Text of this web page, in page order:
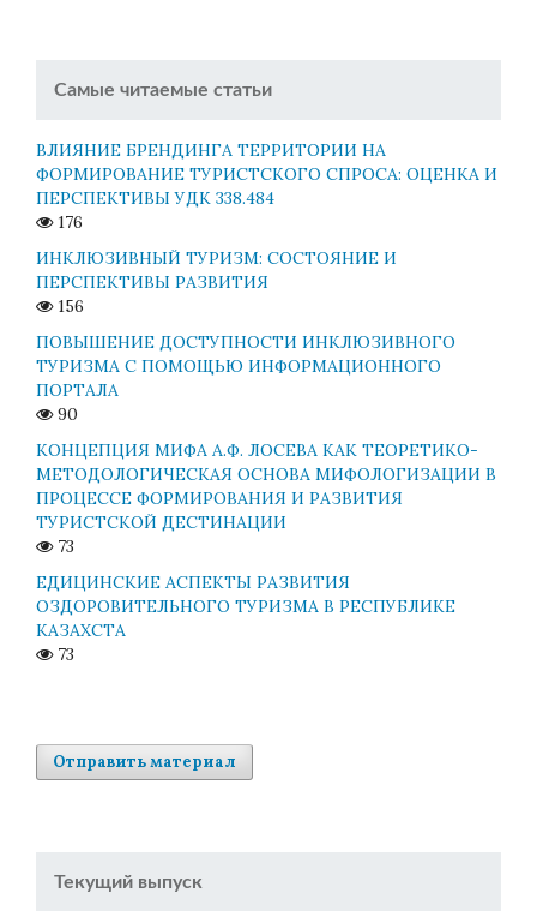
Самые читаемые статьи
ВЛИЯНИЕ БРЕНДИНГА ТЕРРИТОРИИ НА
ФОРМИРОВАНИЕ ТУРИСТСКОГО СПРОСА: ОЦЕНКА И
ПЕРСПЕКТИВЫ УДК 338.484
176
ИНКЛЮЗИВНЫЙ ТУРИЗМ: СОСТОЯНИЕ И
ПЕРСПЕКТИВЫ РАЗВИТИЯ
156
ПОВЫШЕНИЕ ДОСТУПНОСТИ ИНКЛЮЗИВНОГО
ТУРИЗМА С ПОМОЩЬЮ ИНФОРМАЦИОННОГО
ПОРТАЛА
90
КОНЦЕПЦИЯ МИФА А.Ф. ЛОСЕВА КАК ТЕОРЕТИКО-
МЕТОДОЛОГИЧЕСКАЯ ОСНОВА МИФОЛОГИЗАЦИИ В
ПРОЦЕССЕ ФОРМИРОВАНИЯ И РАЗВИТИЯ
ТУРИСТСКОЙ ДЕСТИНАЦИИ
73
ЕДИЦИНСКИЕ АСПЕКТЫ РАЗВИТИЯ
ОЗДОРОВИТЕЛЬНОГО ТУРИЗМА В РЕСПУБЛИКЕ
КАЗАХСТА
73
Отправить материал
Текущий выпуск